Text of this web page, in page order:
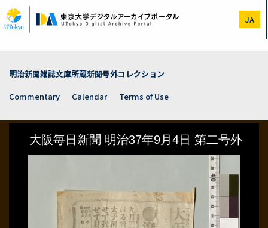
to
main
JA
明治新聞雑誌文庫所蔵新聞号外コレクション
Commentary
Calendar Terms of Use